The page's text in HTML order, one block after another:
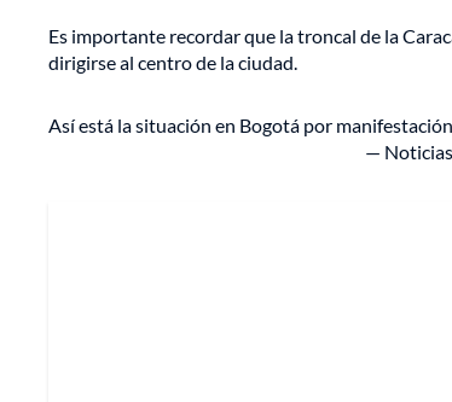
Es importante recordar que la troncal de la
dirigirse al centro de la ciudad.
Así está la situación en Bogotá por
—